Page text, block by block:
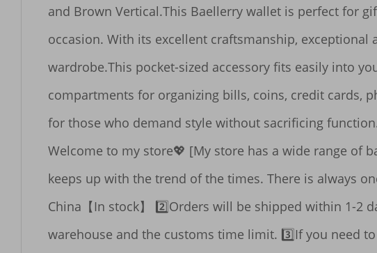
and Brown Vertical.This Baellerry wallet is perfect for
occasion. With its excellent craftsmanship,
wardrobe.This pocket-sized accessory fits easily into
compartments for organizing bills, coins, credit cards,
for those who demand style without sacrificing
Welcome to my store💖 [My store has a wide range of
keeps up with the trend of the times. There is always
China【In stock】 2️⃣Orders will be shipped within 1-2
warehouse and the customs time limit. 3️⃣If you need